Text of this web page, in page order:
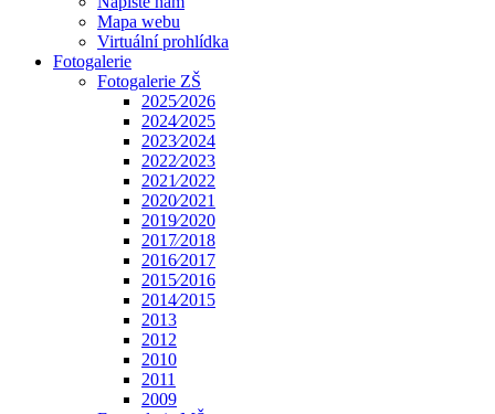
Mapa webu
Virtuální prohlídka
Fotogalerie
Fotogalerie ZŠ
2025⁄2026
2024⁄2025
2023⁄2024
2022⁄2023
2021⁄2022
2020⁄2021
2019⁄2020
2017⁄2018
2016⁄2017
2015⁄2016
2014⁄2015
2013
2012
2010
2011
2009